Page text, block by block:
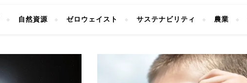
自然資源 ゼロウェイスト サステナビリティ 農業